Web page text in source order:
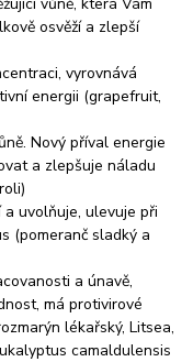
osvěží a zlepší
vyrovnává
energii (grapefruit,
Nový příval energie
a zlepšuje náladu
a uvolňuje, ulevuje při
(pomeranč sladký a
a únavě,
má protivirové
lékařský, Litsea,
camaldulensis